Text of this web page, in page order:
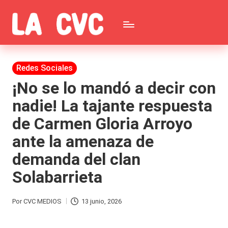
Saltar
al
contenido
C
o
p
u
c
h
a
s
y
F
Todas
las
noticias
de
la
farándula,
Realitys,
Tierra
Brava,
Publicada
en
Redes Sociales
¡No se lo mandó a decir con
nadie! La tajante respuesta
de Carmen Gloria Arroyo
ante la amenaza de
demanda del clan
Solabarrieta
Publicado
PorCVC MEDIOS 13 junio, 2026